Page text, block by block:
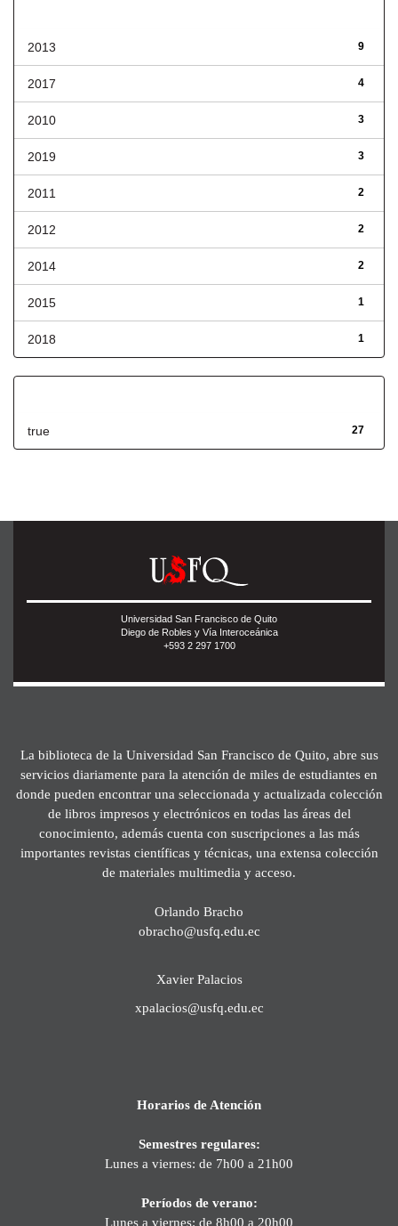
9
2013
4
2017
3
2010
3
2019
2
2011
2
2012
2
2014
1
2015
1
2018
27
true
Universidad San Francisco de Quito
Diego de Robles y Vía Interoceánica
+593 2 297 1700
La biblioteca de la Universidad San Francisco de Quito, abre sus
servicios diariamente para la atención de miles de estudiantes en
donde pueden encontrar una seleccionada y actualizada colección
de libros impresos y electrónicos en todas las áreas del
conocimiento, además cuenta con suscripciones a las más
importantes revistas científicas y técnicas, una extensa colección
de materiales multimedia y acceso.
Orlando Bracho
obracho@usfq.edu.ec
Xavier Palacios
xpalacios@usfq.edu.ec
Horarios de Atención
Semestres regulares:
Lunes a viernes: de 7h00 a 21h00
Períodos de verano:
Lunes a viernes: de 8h00 a 20h00